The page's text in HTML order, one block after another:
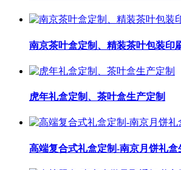
南京茶叶盒定制、精装茶叶包装印
虎年礼盒定制、茶叶盒生产定制
高端复合式礼盒定制-南京月饼礼盒